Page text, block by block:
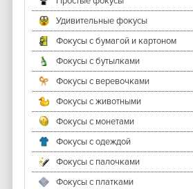
Удивительные фокусы
Фокусы с бумагой и картоном
Фокусы с бутылками
Фокусы с веревочками
Фокусы с животными
Фокусы с монетами
Фокусы с одеждой
Фокусы с палочками
Фокусы с платками